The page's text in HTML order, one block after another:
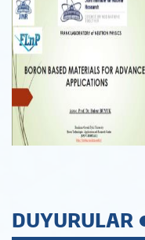
DUYURULAR